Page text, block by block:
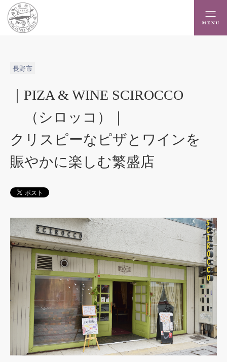
長野市
｜PIZA & WINE SCIROCCO
（シロッコ）｜
クリスピーなピザとワインを
賑やかに楽しむ繁盛店